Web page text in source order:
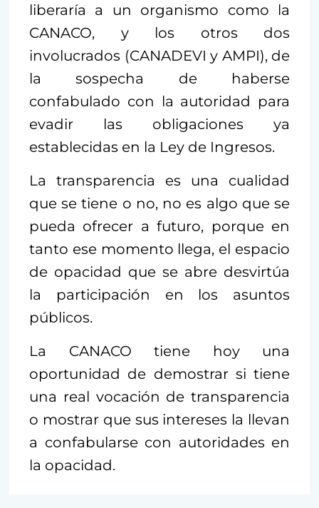
liberaría a un organismo como la
CANACO, y los otros dos
involucrados (CANADEVI y AMPI), de
la sospecha de haberse
confabulado con la autoridad para
evadir las obligaciones ya
establecidas en la Ley de Ingresos.
La transparencia es una cualidad
que se tiene o no, no es algo que se
pueda ofrecer a futuro, porque en
tanto ese momento llega, el espacio
de opacidad que se abre desvirtúa
la participación en los asuntos
públicos.
La CANACO tiene hoy una
oportunidad de demostrar si tiene
una real vocación de transparencia
o mostrar que sus intereses la llevan
a confabularse con autoridades en
la opacidad.